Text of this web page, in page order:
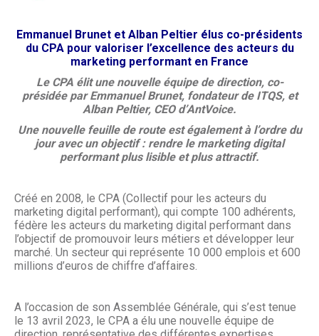
Emmanuel Brunet et Alban Peltier élus co-présidents
du CPA pour valoriser l’excellence des acteurs du
marketing performant en France
Le CPA élit une nouvelle équipe de direction, co-
présidée parEmmanuel Brunet, fondateur deITQS, et
Alban Peltier, CEO d’AntVoice.
Une nouvelle feuille de route est également à l’ordre du
jour avec un objectif : rendre le marketing digital
performant plus lisible et plus attractif.
Créé en 2008, le CPA (Collectif pour les acteurs du
marketing digital performant), qui compte 100 adhérents,
fédère les acteurs du marketing digital performant dans
l’objectif de promouvoir leurs métiers et développer leur
marché. Un secteur qui représente 10 000 emplois et 600
millions d’euros de chiffre d’affaires.
A l’occasion de son Assemblée Générale, qui s’est tenue
le 13 avril 2023, le CPA a élu une nouvelle équipe de